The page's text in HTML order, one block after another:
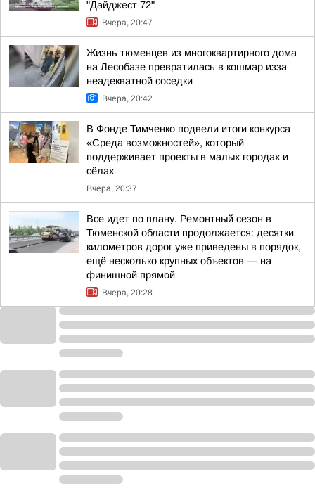
"Дайджест 72"
Вчера, 20:47
Жизнь тюменцев из многоквартирного дома
на Лесобазе превратилась в кошмар изза
неадекватной соседки
Вчера, 20:42
В Фонде Тимченко подвели итоги конкурса
«Среда возможностей», который
поддерживает проекты в малых городах и
сёлах
Вчера, 20:37
Все идет по плану. Ремонтный сезон в
Тюменской области продолжается: десятки
километров дорог уже приведены в порядок,
ещё несколько крупных объектов — на
финишной прямой
Вчера, 20:28